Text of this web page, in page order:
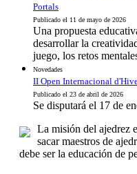
Portals
Publicado el 11 de mayo de 2026
Una propuesta
desarrollar la
juego, los retos
Novedades
II Open Internacional
Publicado el 23 de abril de 2026
Se disputará el 17 de
La misión del ajedrez
sacar maestros de
debe ser la educación de